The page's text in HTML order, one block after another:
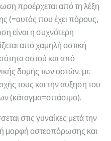
προέρχεται από τη λέξη
(=αυτός που έχει πόρους,
είναι η συχνότερη
από χαμηλή οστική
οστού και από
δομής των οστών, με
τους και την αύξηση του
(κάταγμα=σπάσιμο).
στις γυναίκες μετά την
μορφή οστεοπόρωσης και